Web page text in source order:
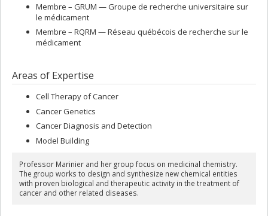
Membre – GRUM — Groupe de recherche universitaire sur
le médicament
Membre – RQRM — Réseau québécois de recherche sur le
médicament
Areas of Expertise
Cell Therapy of Cancer
Cancer Genetics
Cancer Diagnosis and Detection
Model Building
Professor Marinier and her group focus on medicinal chemistry.
The group works to design and synthesize new chemical entities
with proven biological and therapeutic activity in the treatment of
cancer and other related diseases.